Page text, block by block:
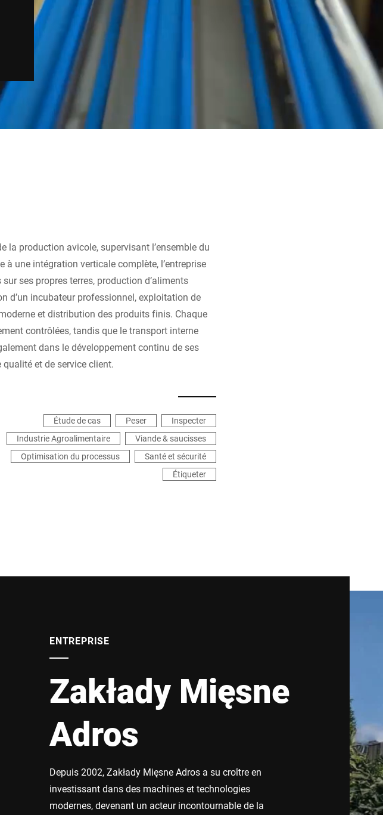
la production avicole, supervisant l’ensemble du
une intégration verticale complète, l’entreprise
ses propres terres, production d’aliments
d’un incubateur professionnel, exploitation de
et distribution des produits finis. Chaque
contrôlées, tandis que le transport interne
dans le développement continu de ses
et de service client.
Étude de cas Peser
Inspecter
Industrie Agroalimentaire
Viande & saucisses
Optimisation du processus
Santé et sécurité
Étiqueter
ENTREPRISE
Zakłady Mięsne
Adros
Depuis 2002, Zakłady Mięsne Adros a su croître en
investissant dans des machines et technologies
modernes, devenant un acteur incontournable de la